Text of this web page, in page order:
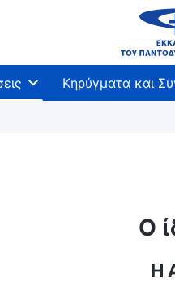
Κηρύγματα και
Ο
Η